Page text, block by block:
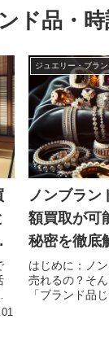
ド品・
ノンブラン
額買取が可
秘密を徹底
はじめに：ノ
売れるの？そ
「ブランド品
たいけど、そ